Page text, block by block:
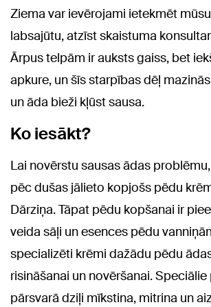
Ziema var ievērojami ietekmēt
labsajūtu, atzīst skaistuma
Ārpus telpām ir auksts gaiss, bet
apkure, un šīs starpības dēļ
un āda bieži kļūst sausa.
Ko iesākt?
Lai novērstu sausas ādas
pēc dušas jālieto kopjošs pēdu
Dārziņa. Tāpat pēdu kopšanai ir
veida sāļi un esences pēdu
specializēti krēmi dažādu pēdu
risināšanai un novēršanai.
pārsvarā dziļi mīkstina, mitrina un